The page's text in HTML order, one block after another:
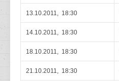
13.10.2011, 18:30
14.10.2011, 18:30
18.10.2011, 18:30
21.10.2011, 18:30